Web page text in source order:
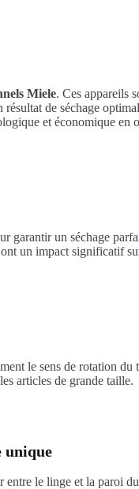
Miele. Ces appareils
de séchage
et économique
garantir un séchage
un impact significatif
le sens de rotation
articles de grande taille.
unique
entre le linge et la paroi